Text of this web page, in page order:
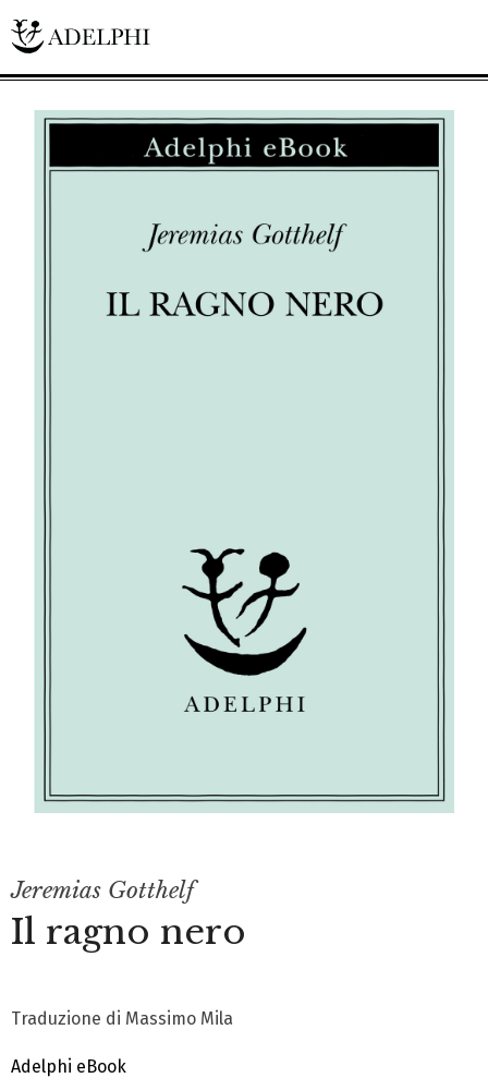
Jeremias Gotthelf
Il ragno nero
Traduzione di Massimo Mila
Adelphi eBook